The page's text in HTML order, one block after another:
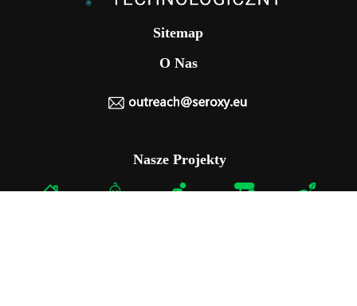
Sitemap
O Nas
Nasze Projekty